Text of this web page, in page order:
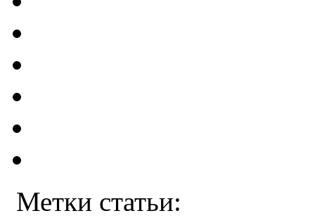
Метки статьи: